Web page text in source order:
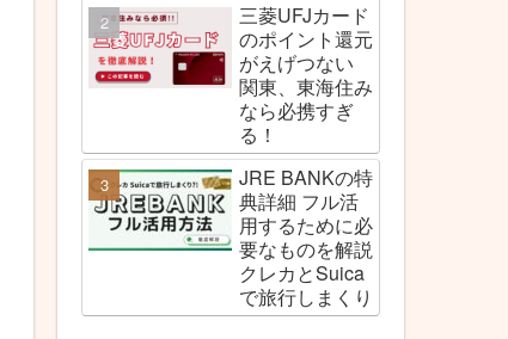
三菱UFJカード
のポイント還元
がえげつない
関東、東海住み
なら必携すぎ
る！
JRE BANKの特
典詳細 フル活
用するために必
要なものを解説
クレカとSuica
で旅行しまくり